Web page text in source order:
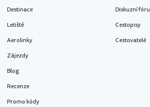
Destinace
Letiště
Aerolinky
Zájezdy
Blog
Recenze
Promo kódy
Diskuzní
Cestopisy
Cestovatelé